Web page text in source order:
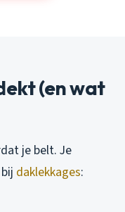
(en wat
je belt. Je
daklekkages: